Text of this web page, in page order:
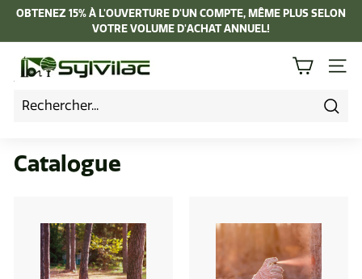
Passer
contenu
Diaporama
OBTENEZ 15% À L'OUVERTURE D'UN COMPTE, MÊME PLUS SELON
VOTRE VOLUME D'ACHAT ANNUEL!
n
d
s
t
Catalogue